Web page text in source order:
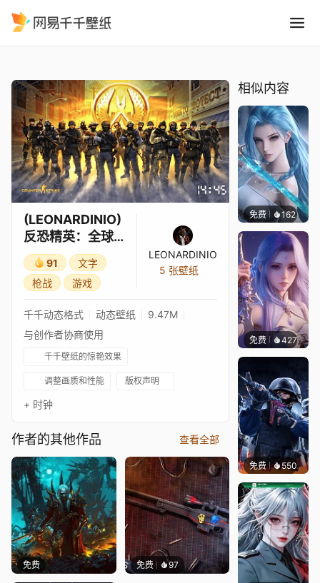
(LEONARDINIO)
反恐精英：全球
攻势 cs go
91
文字
枪战
游戏
LEONARDINIO
5 张壁纸
千千动态格式 动态壁纸
9.47M
与创作者协商使用
千千壁纸的惊艳效果
调整画质和性能 版权声明
+ 时钟
作者的其他作品 查看全部
免费 免费 97
相似内容
免费 162好看
免费 427好看
免费 550小鬼